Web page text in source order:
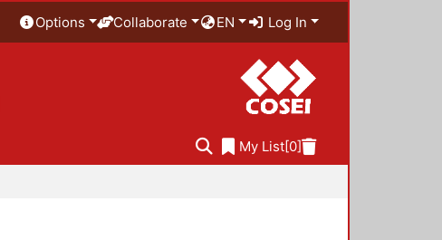
Options Collaborate EN Log In
My List[0]